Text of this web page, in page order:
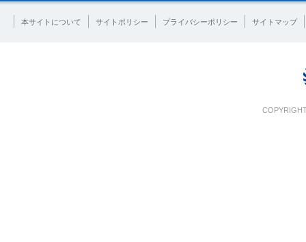
本サイトについて サイトポリシー プライバシーポリシー サイトマップ